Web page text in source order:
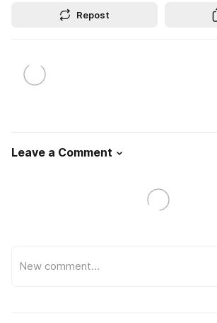
Repost
Leave a Comment